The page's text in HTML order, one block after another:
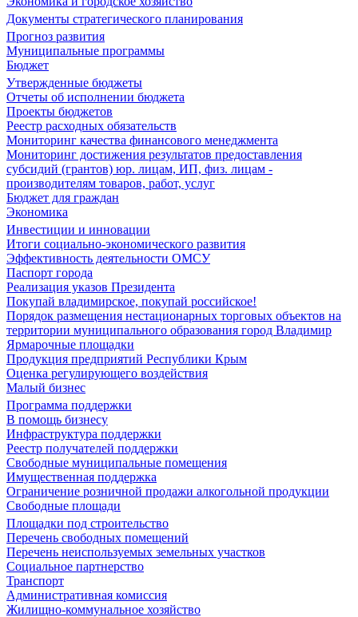
Документы стратегического планирования
Прогноз развития
Муниципальные программы
Бюджет
Утвержденные бюджеты
Отчеты об исполнении бюджета
Проекты бюджетов
Реестр расходных обязательств
Мониторинг качества финансового менеджмента
Мониторинг достижения результатов предоставления
субсидий (грантов) юр. лицам, ИП, физ. лицам -
производителям товаров, работ, услуг
Бюджет для граждан
Экономика
Инвестиции и инновации
Итоги социально-экономического развития
Эффективность деятельности ОМСУ
Паспорт города
Реализация указов Президента
Покупай владимирское, покупай российское!
Порядок размещения нестационарных торговых объектов на
территории муниципального образования город Владимир
Ярмарочные площадки
Продукция предприятий Республики Крым
Оценка регулирующего воздействия
Малый бизнес
Программа поддержки
В помощь бизнесу
Инфраструктура поддержки
Реестр получателей поддержки
Свободные муниципальные помещения
Имущественная поддержка
Ограничение розничной продажи алкогольной продукции
Свободные площади
Площадки под строительство
Перечень свободных помещений
Перечень неиспользуемых земельных участков
Социальное партнерство
Транспорт
Административная комиссия
Жилищно-коммунальное хозяйство